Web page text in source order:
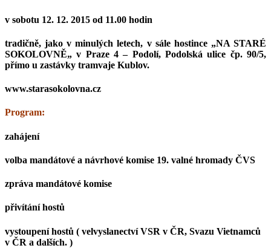
v sobotu 12. 12. 2015 od 11.00 hodin
tradičně, jako v minulých letech, v sále hostince„NA STARÉ
SOKOLOVNĚ„ v Praze 4 – Podolí, Podolská ulice čp. 90/5,
přímo u zastávky tramvaje Kublov.
www.starasokolovna.cz
Program:
zahájení
volba mandátové a návrhové komise 19. valné hromady ČVS
zpráva mandátové komise
přivítání hostů
vystoupení hostů ( velvyslanectví VSR v ČR, Svazu Vietnamců
v ČR a dalších. )